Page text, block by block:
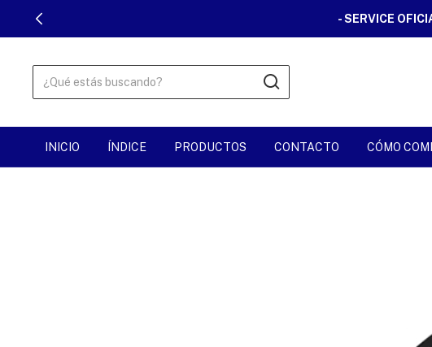
- SERVICE
INICIO ÍNDICE PRODUCTOS CONTACTO CÓMO